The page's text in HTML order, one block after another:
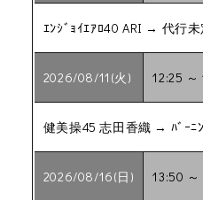
ｴﾝｼﾞｮｲｴｱﾛ40 ARI → 代行未
2026/08/11(火) 12:25 ～
健美操45 志田香織 → ﾊﾞｰﾆ
2026/08/16(日) 13:50 ～